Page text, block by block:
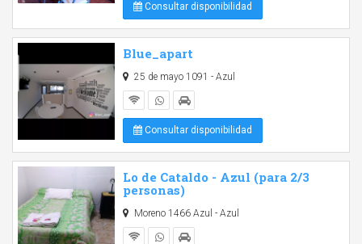
Consultar disponibilidad
Blue_apart
25 de mayo 1091 - Azul
Consultar disponibilidad
Lo de Cataldo - Azul (para 2/3
personas)
Moreno 1466 Azul - Azul